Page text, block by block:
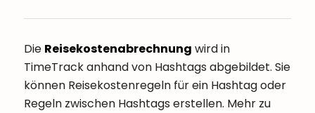
Die Reisekostenabrechnung wird in
TimeTrack anhand von Hashtags abgebildet. Sie
können Reisekostenregeln für ein Hashtag oder
Regeln zwischen Hashtags erstellen. Mehr zu